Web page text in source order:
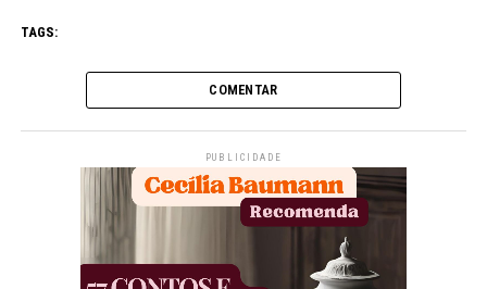
TAGS:
COMENTAR
PUBLICIDADE